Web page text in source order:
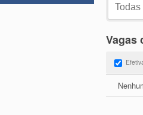
Vagas